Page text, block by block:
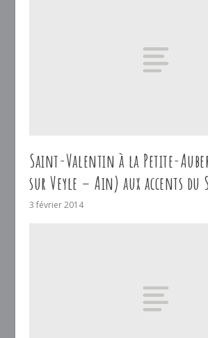
Saint-Valentin à la Petite-
sur Veyle – Ain) aux accents du
3 février 2014